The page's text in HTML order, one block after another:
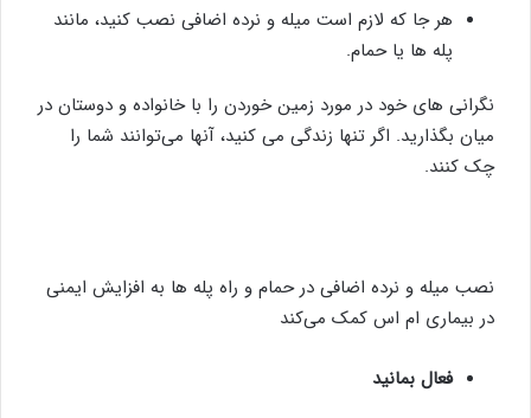
هر جا که لازم است میله و نرده اضافی نصب کنید، مانند
پله ها یا حمام.
نگرانی های خود در مورد زمین خوردن را با خانواده و دوستان در
میان بگذارید. اگر تنها زندگی می کنید، آنها می‌توانند شما را
چک کنند.
نصب میله و نرده اضافی در حمام و راه پله ها به افزایش ایمنی
در بیماری ام اس کمک می‌کند
فعال بمانید